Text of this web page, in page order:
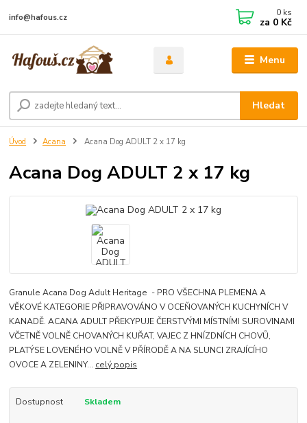
Menu
Hledat
info@hafous.cz 0 ks
za 0 Kč
Úvod Acana Acana Dog ADULT 2 x 17 kg
Acana Dog ADULT 2 x 17 kg
Granule Acana Dog Adult Heritage - PRO VŠECHNA PLEMENA A
VĚKOVÉ KATEGORIE PŘIPRAVOVÁNO V OCEŇOVANÝCH KUCHYNÍCH V
KANADĚ. ACANA ADULT PŘEKYPUJE ČERSTVÝMI MÍSTNÍMI SUROVINAMI
VČETNĚ VOLNĚ CHOVANÝCH KUŘAT, VAJEC Z HNÍZDNÍCH CHOVŮ,
PLATÝSE LOVENÉHO VOLNĚ V PŘÍRODĚ A NA SLUNCI ZRAJÍCÍHO
OVOCE A ZELENINY... celý popis
Dostupnost Skladem